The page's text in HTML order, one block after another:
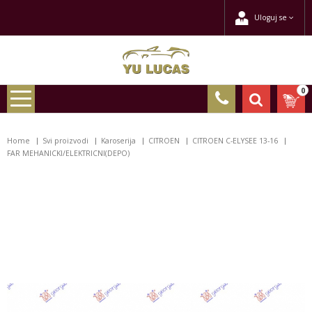
Uloguj se
0
Home Svi proizvodi Karoserija CITROEN
CITROEN C-ELYSEE 13-16
FAR MEHANICKI/ELEKTRICNI(DEPO)